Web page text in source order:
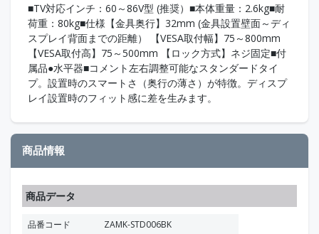
■TV対応インチ：60～86V型 (推奨）■本体重量：2.6kg■耐
荷重：80kg■仕様【金具奥行】32mm (金具設置壁面～ディ
スプレイ背面までの距離） 【VESA取付幅】75～800mm
【VESA取付高】75～500mm 【ロック方式】ネジ固定■付
属品●水平器■コメント左右調整可能なスタンダードタイ
プ。設置時のスマートさ（奥行の薄さ）が特徴。ディスプ
レイ設置時のフィット感に差を生みます。
商品情報
商品データ
品番コード
ZAMK-STD006BK